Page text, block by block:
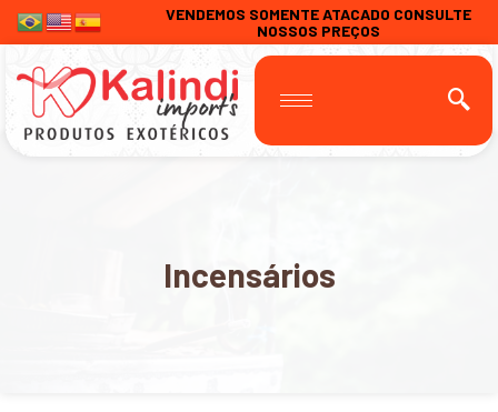
VENDEMOS SOMENTE ATACADO CONSULTE
NOSSOS PREÇOS
Incensários